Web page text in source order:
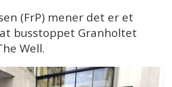
(FrP) mener det er et
busstoppet Granholtet
Well.